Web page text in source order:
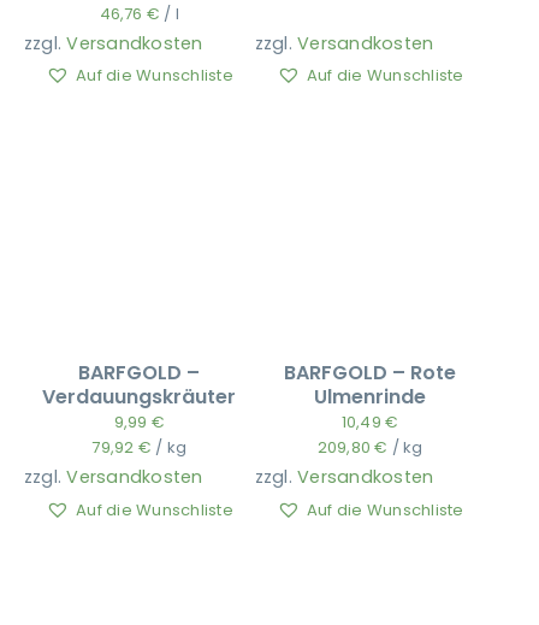
46,76 € / l
zzgl.Versandkosten
Auf die Wunschliste
zzgl.Versandkosten
Auf die Wunschliste
BARFGOLD –
Verdauungskräuter
9,99 €
79,92 € / kg
zzgl.Versandkosten
Auf die Wunschliste
BARFGOLD – Rote
Ulmenrinde
10,49€
209,80€ /kg
zzgl.Versandkosten
Auf die Wunschliste